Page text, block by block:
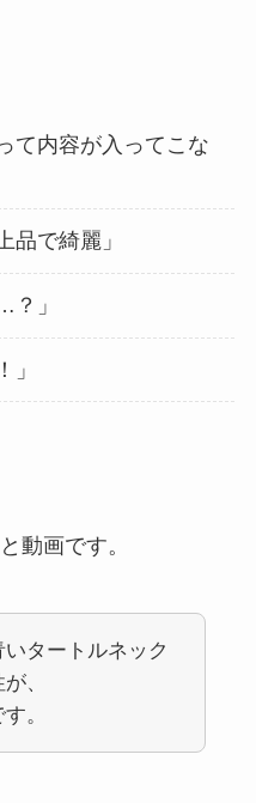
て内容が入ってこな
品で綺麗」
？」
」
動画です。
タートルネック
、
。